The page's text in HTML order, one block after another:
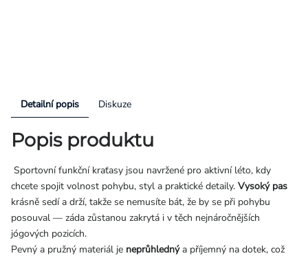
Detailní popis Diskuze
Popis produktu
Sportovní funkční kraťasy jsou navržené pro aktivní léto, kdy
chcete spojit volnost pohybu, styl a praktické detaily. Vysoký pas
krásně sedí a drží, takže se nemusíte bát, že by se při pohybu
posouval — záda zůstanou zakrytá i v těch nejnáročnějších
jógových pozicích.
Pevný a pružný materiál je neprůhlednýa příjemný na dotek, což